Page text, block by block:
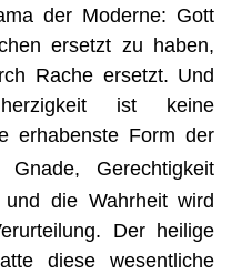
der Moderne: Gott
ersetzt zu haben,
Rache ersetzt. Und
ist keine
erhabenste Form der
Gerechtigkeit
die Wahrheit wird
Der heilige
diese wesentliche